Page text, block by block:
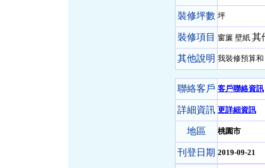
裝修坪數 坪
裝修項目 窗簾 壁紙 其
其他說明 我裝修預算
聯絡客戶 客戶聯絡資訊
詳細資訊 更詳細資訊
地區 桃園市
刊登日期 2019-09-21